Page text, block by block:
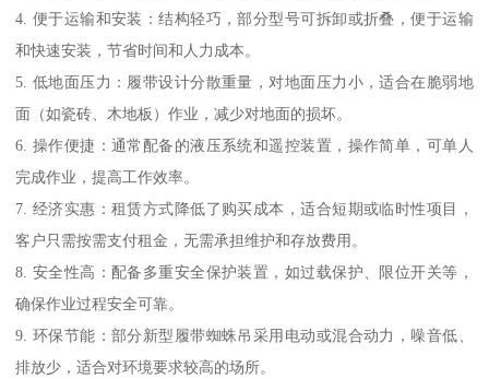
4. 便于运输和安装：结构轻巧，部分型号可拆卸或折叠，便于运输
和快速安装，节省时间和人力成本。
5. 低地面压力：履带设计分散重量，对地面压力小，适合在脆弱地
面（如瓷砖、木地板）作业，减少对地面的损坏。
6. 操作便捷：通常配备的液压系统和遥控装置，操作简单，可单人
完成作业，提高工作效率。
7. 经济实惠：租赁方式降低了购买成本，适合短期或临时性项目，
客户只需按需支付租金，无需承担维护和存放费用。
8. 安全性高：配备多重安全保护装置，如过载保护、限位开关等，
确保作业过程安全可靠。
9. 环保节能：部分新型履带蜘蛛吊采用电动或混合动力，噪音低、
排放少，适合对环境要求较高的场所。